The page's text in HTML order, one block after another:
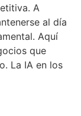
A
al día
Aquí
que
La IA en los